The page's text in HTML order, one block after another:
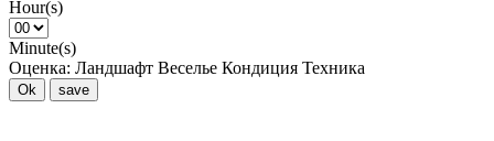
Hour(s)
Minute(s)
Оценка: Ландшафт Веселье Кондиция Техника
Ok save